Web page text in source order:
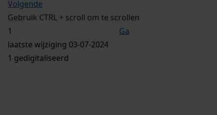
Volgende
Gebruik CTRL + scroll om te scrollen
Ga
laatste wijziging 03-07-2024
1 gedigitaliseerd